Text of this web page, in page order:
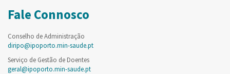
Fale Connosco
Conselho de Administração
diripo@ipoporto.min-saude.pt
Serviço de Gestão de Doentes
geral@ipoporto.min-saude.pt